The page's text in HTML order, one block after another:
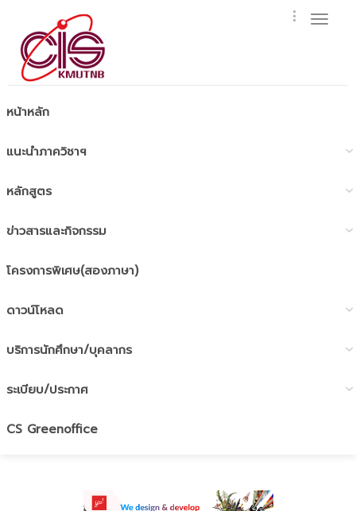
หน้าหลัก
แนะนำภาควิชาฯ
หลักสูตร
ข่าวสารและกิจกรรม
โครงการพิเศษ(สองภาษา)
ดาวน์โหลด
บริการนักศึกษา/บุคลากร
ระเบียบ/ประกาศ
CS Greenoffice